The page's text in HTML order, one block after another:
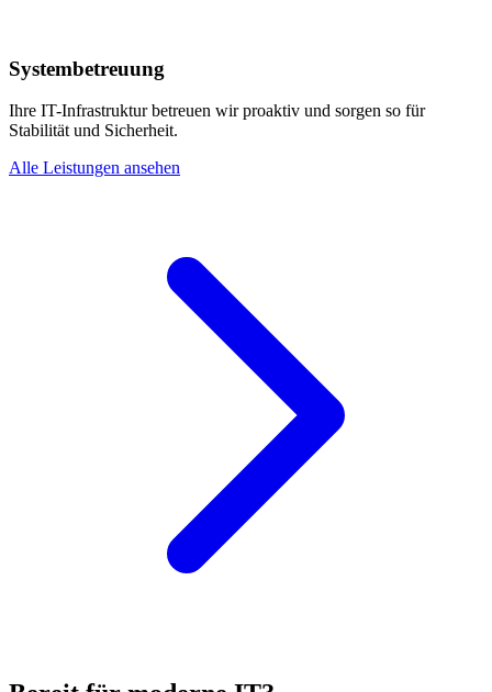
Systembetreuung
Ihre IT-Infrastruktur betreuen wir proaktiv und sorgen so für
Stabilität und Sicherheit.
Alle Leistungen ansehen